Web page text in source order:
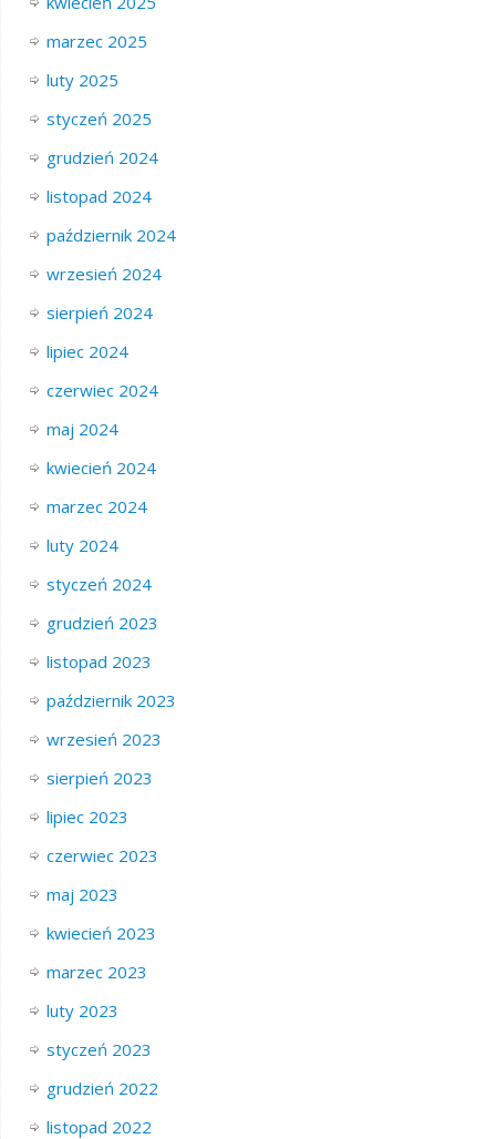
marzec 2025
luty 2025
styczeń 2025
grudzień 2024
listopad 2024
październik 2024
wrzesień 2024
sierpień 2024
lipiec 2024
czerwiec 2024
maj 2024
kwiecień 2024
marzec 2024
luty 2024
styczeń 2024
grudzień 2023
listopad 2023
październik 2023
wrzesień 2023
sierpień 2023
lipiec 2023
czerwiec 2023
maj 2023
kwiecień 2023
marzec 2023
luty 2023
styczeń 2023
grudzień 2022
listopad 2022